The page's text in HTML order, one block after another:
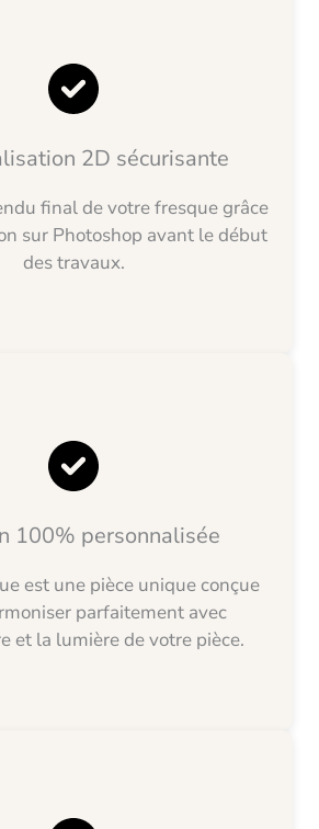
2D sécurisante
final de votre fresque grâce
sur Photoshop avant le début
des travaux.
100% personnalisée
est une pièce unique conçue
parfaitement avec
et la lumière de votre pièce.